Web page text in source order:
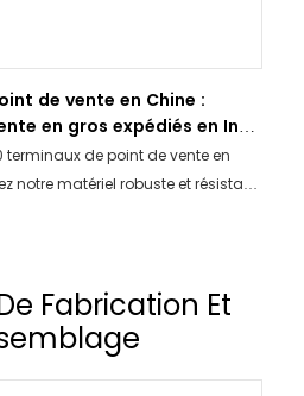
de vente en Chine :
en gros expédiés en Inde
terminaux de point de vente en
notre matériel robuste et résistant
Fabrication Et